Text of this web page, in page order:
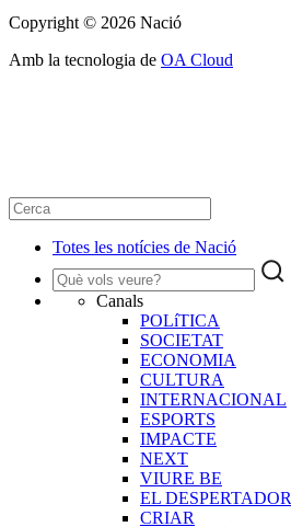
Copyright © 2026 Nació
Amb la tecnologia de OA Cloud
Totes les notícies de Nació
Canals
POLíTICA
SOCIETAT
ECONOMIA
CULTURA
INTERNACIONAL
ESPORTS
IMPACTE
NEXT
VIURE BE
EL DESPERTADOR
CRIAR